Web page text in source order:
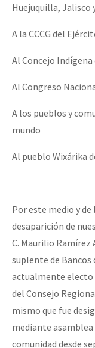
Huejuquilla, Jalisco
A la CCCG del
Al Concejo Indígena
Al Congreso
A los pueblos y
mundo
Al pueblo Wixárika
Por este medio y
desaparición de
C. Maurilio Ramírez
suplente de Bancos
actualmente electo
del Consejo
mismo que fue
mediante
comunidad desde